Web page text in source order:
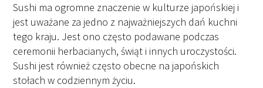
Sushi ma ogromne znaczenie w kulturze japońskiej i
jest uważane za jedno z najważniejszych dań kuchni
tego kraju. Jest ono często podawane podczas
ceremonii herbacianych, świąt i innych uroczystości.
Sushi jest również często obecne na japońskich
stołach w codziennym życiu.